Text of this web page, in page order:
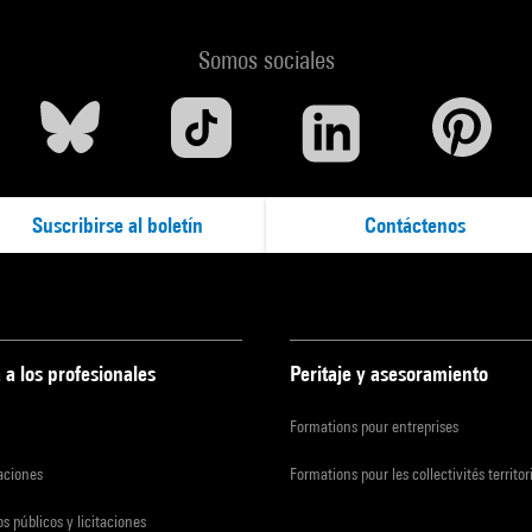
Somos sociales
Suscribirse al boletín Contáctenos
a los profesionales
públicos y licitaciones
Peritaje y asesoramiento
Formations pour entreprises
Formations pour les collectivités